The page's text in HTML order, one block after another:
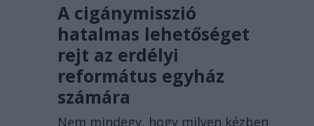
A cigánymisszió
hatalmas lehetőséget
rejt az erdélyi
református egyház
számára
Nem mindegy, hogy milyen kézben